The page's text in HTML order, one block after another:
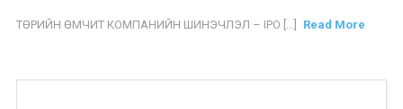
ТӨРИЙН ӨМЧИТ КОМПАНИЙН ШИНЭЧЛЭЛ – IPO [...] Read More